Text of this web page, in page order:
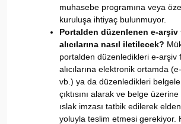
muhasebe programına veya
kuruluşa ihtiyaç bulunmuyor.
Portalden düzenlenen e-arşiv
alıcılarına nasıl iletilecek?
portalden düzenledikleri e-arşiv
alıcılarına elektronik ortamda
vb.) ya da düzenledikleri
çıktısını alarak ve belge
ıslak imzası tatbik edilerek
yoluyla teslim etmesi gerekiyor.